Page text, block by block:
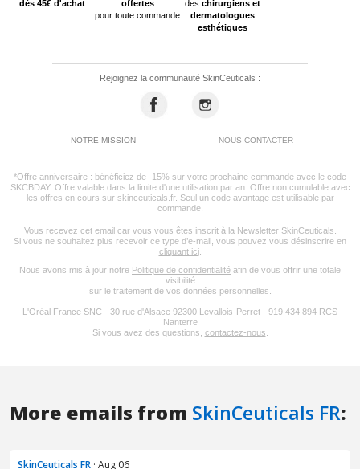
More emails from SkinCeuticals FR:
SkinCeuticals FR · Aug 06